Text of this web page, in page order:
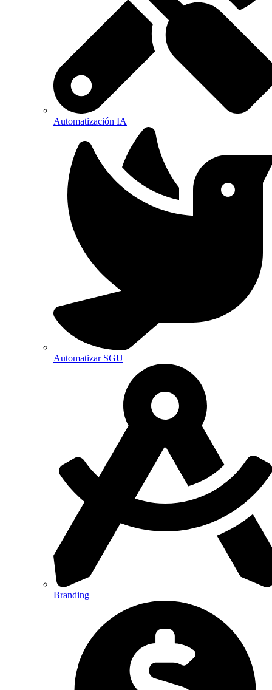
Automatización IA
Automatizar SGU
Branding